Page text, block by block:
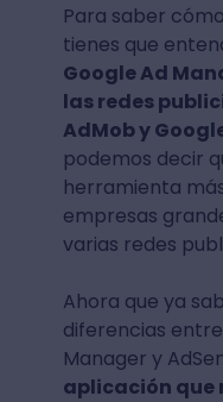
Para saber
tienes que
Google Ad
las redes
AdMob y
podemos decir
herramienta
empresas
varias redes
Ahora que ya
diferencias
Manager y
aplicación que